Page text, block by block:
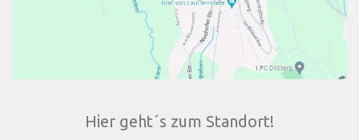
Hier geht´s zum Standort!